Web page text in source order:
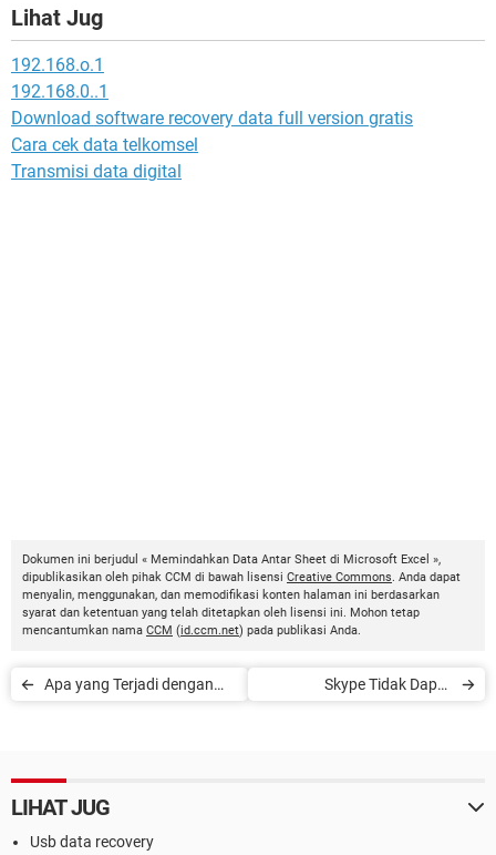
Lihat Jug
192.168.o.1
192.168.0..1
Download software recovery data full version gratis
Cara cek data telkomsel
Transmisi data digital
Dokumen ini berjudul « Memindahkan Data Antar Sheet di Microsoft Excel »,
dipublikasikan oleh pihak CCM di bawah lisensi Creative Commons. Anda dapat
menyalin, menggunakan, dan memodifikasi konten halaman ini berdasarkan
syarat dan ketentuan yang telah ditetapkan oleh lisensi ini. Mohon tetap
mencantumkan nama CCM (id.ccm.net) pada publikasi Anda.
Apa yang Terjadi dengan
Skype Tidak Dapat
LIHAT JUG
Usb data recovery